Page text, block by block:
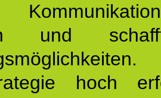
und
hoch